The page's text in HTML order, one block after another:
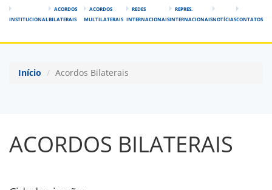
INSTITUCIONAL
ACORDOS
BILATERAIS
ACORDOS
MULTILATERAIS
REDES
INTERNACIONAIS
REPRES.
INTERNACIONAISNOTÍCIASCONTATOS
Início Acordos Bilaterais
ACORDOS BILATERAIS